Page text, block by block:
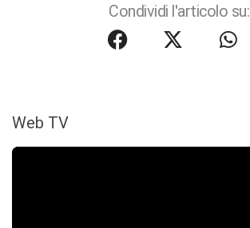
Condividi l'articolo su:
Web TV